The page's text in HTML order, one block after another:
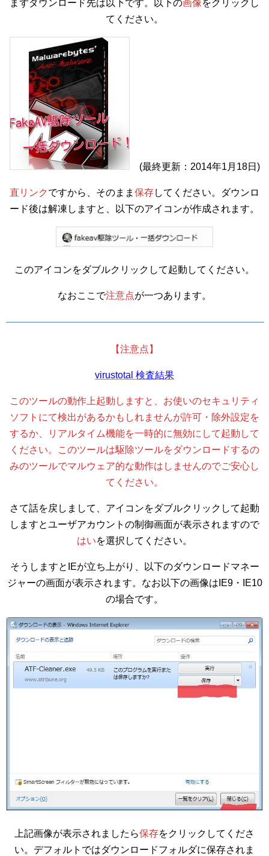
まずダウンロード先は以下です。以下の画像をクリックし
てください。
(最終更新：2014年1月18日)
直リンク ですから、そのまま 保存してください。ダウンロ
ード後は解凍しますと、以下のアイコンが作成されます。
このアイコンをダブルクリックして起動してください。
なおここで注意点が一つあります。
【注意点】
virustotal 検査結果
このツールの動作上起動しますと、お使いのセキュリティ
ソフトにて検出があるかもしれませんが許可・除外設定を
するか、リアルタイム機能を一時的に無効にして起動して
ください。このツールは駆除ツールをダウンロードするの
みのツールでマルウェア的な動作はしませんのでご安心し
てください。
さて話を戻しまして、アイコンをダブルクリックして起動
しますとユーザアカウントの制御画面が表示されますので
はいを選択してください。
そうしますとIEが立ち上がり、以下のダウンロードマネー
ジャーの画面が表示されます。なお以下の画像はIE9・IE10
の場合です。
上記画像が表示されましたら保存をクリックしてくださ
い。デフォルトではダウンロードフォルダに保存されま